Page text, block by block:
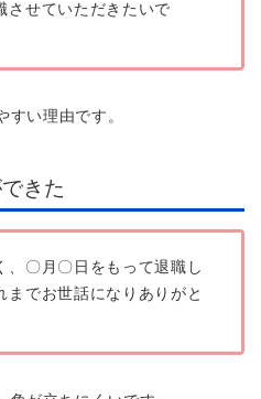
させていただきたいで
すい理由です。
きた
、〇月〇日をもって退職し
までお世話になりありがと